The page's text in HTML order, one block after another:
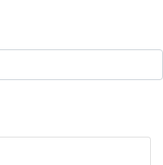
-